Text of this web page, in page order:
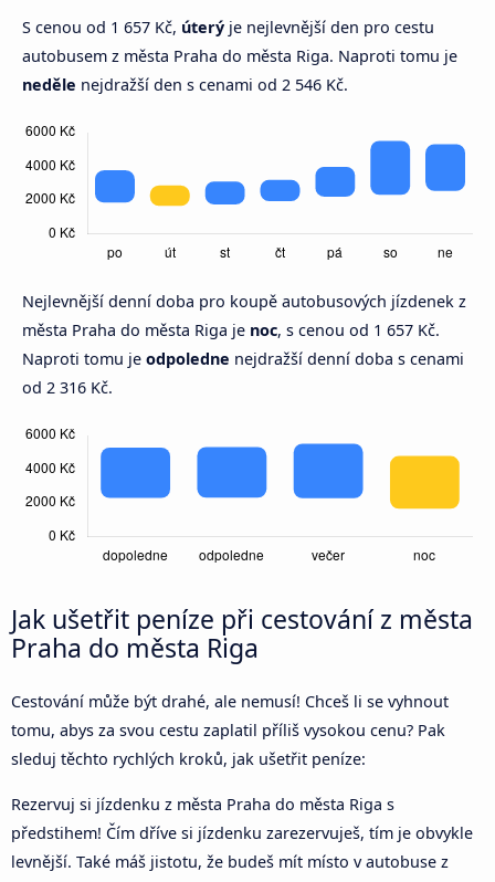
S cenou od 1 657 Kč, úterý je nejlevnější den pro cestu
autobusem z města Praha do města Riga. Naproti tomu je
neděle nejdražší den s cenami od 2 546 Kč.
Nejlevnější denní doba pro koupě autobusových jízdenek z
města Praha do města Riga je noc, s cenou od 1 657 Kč.
Naproti tomu je odpoledne nejdražší denní doba s cenami
od 2 316 Kč.
Jak ušetřit peníze při cestování z města
Praha do města Riga
Cestování může být drahé, ale nemusí! Chceš li se vyhnout
tomu, abys za svou cestu zaplatil příliš vysokou cenu? Pak
sleduj těchto rychlých kroků, jak ušetřit peníze:
Rezervuj si jízdenku z města Praha do města Riga s
předstihem! Čím dříve si jízdenku zarezervuješ, tím je obvykle
levnější. Také máš jistotu, že budeš mít místo v autobuse z